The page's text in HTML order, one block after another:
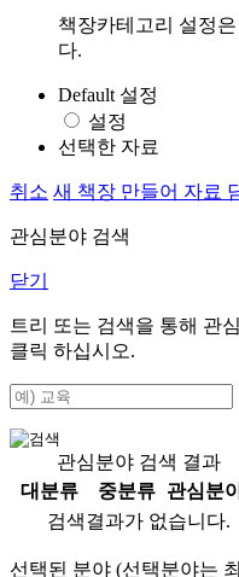
책장카테고리 설정
다.
Default 설정
설정
선택한 자료
취소 새 책장 만들어 자료
관심분야 검색
닫기
트리 또는 검색을 통해 관
클릭 하십시오.
관심분야 검색 결과
대분류
중분류
관심분
검색결과가 없습니다.
선택된 분야 (선택분야는